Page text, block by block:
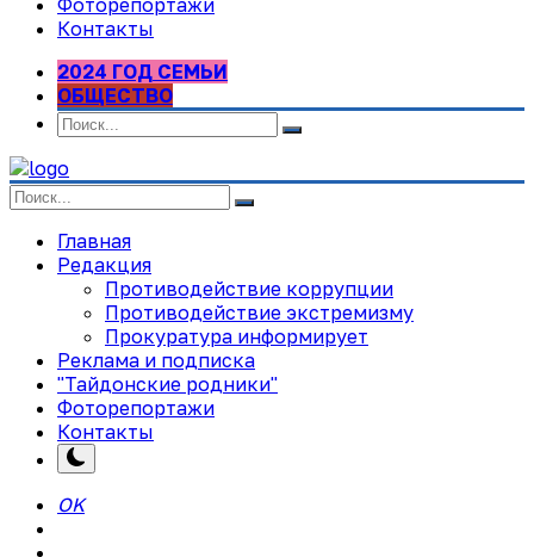
Контакты
2024 ГОД СЕМЬИ
ОБЩЕСТВО
Главная
Редакция
Противодействие коррупции
Противодействие экстремизму
Прокуратура информирует
Реклама и подписка
"Тайдонские родники"
Фоторепортажи
Контакты
OK